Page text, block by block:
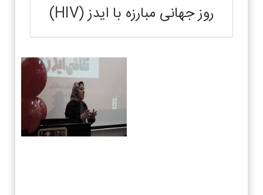
روز جهانی مبارزه با ایدز (HIV)